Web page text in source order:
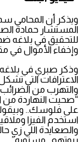
ويذكر أن المحامي
المستشار حمادة
للتحقيق في بلاغه
وإخفاء الأموال في
وذكر صبري في
الاعترافات التي
والتهرب من
“صحيت النهاردة من
على فلوسك..
استخدم الفيزا
والصعايدة اللي زي